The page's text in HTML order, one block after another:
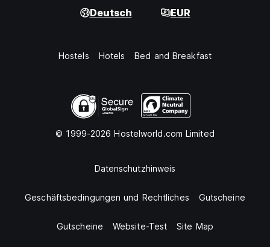
Deutsch EUR
Hostels Hotels Bed and Breakfast
© 1999-2026 Hostelworld.com Limited
Datenschutzhinweis
Geschäftsbedingungen und Rechtliches Gutscheine
Gutscheine Website-Test Site Map